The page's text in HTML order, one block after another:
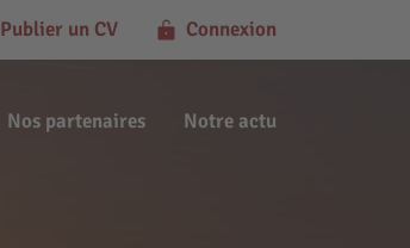
Nos partenaires Notre actu
Publier un CV Connexion